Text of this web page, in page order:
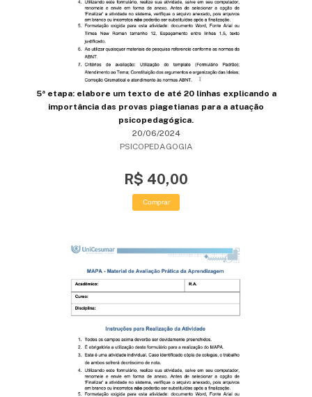
5ª etapa: elabore um texto de até 20 linhas explicando a
importância das provas piagetianas para a atuação
psicopedagógica.
20/06/2024
PSICOPEDAGOGIA
R$ 40,00
Comprar